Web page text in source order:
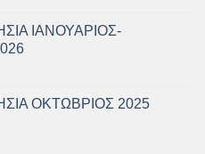
ΙΑΝΟΥΑΡΙΟΣ-
ΟΚΤΩΒΡΙΟΣ 2025